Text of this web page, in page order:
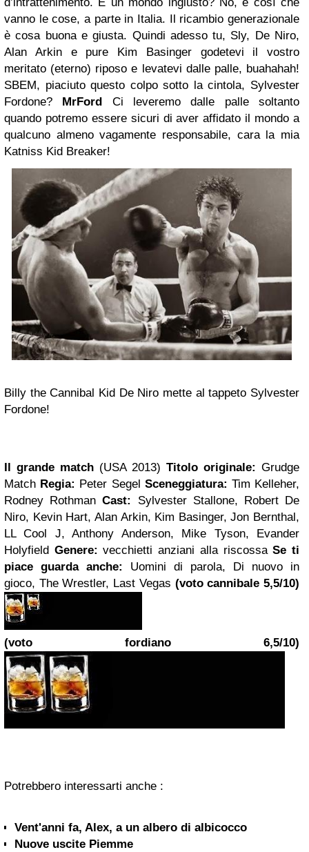
vanno le cose, a parte in Italia. Il ricambio generazionale
è cosa buona e giusta. Quindi adesso tu, Sly, De Niro,
Alan Arkin e pure Kim Basinger godetevi il vostro
meritato (eterno) riposo e levatevi dalle palle, buahahah!
SBEM, piaciuto questo colpo sotto la cintola, Sylvester
Fordone? MrFord Ci leveremo dalle palle soltanto
quando potremo essere sicuri di aver affidato il mondo a
qualcuno almeno vagamente responsabile, cara la mia
Katniss Kid Breaker!
Billy the Cannibal Kid De Niro mette al tappeto Sylvester
Fordone!
Il grande match (USA 2013) Titolo originale: Grudge
Match Regia: Peter Segel Sceneggiatura: Tim Kelleher,
Rodney RothmanCast:
Sylvester Stallone, Robert De
Niro, Kevin Hart, Alan Arkin, Kim Basinger, Jon Bernthal,
LL Cool J, Anthony Anderson, Mike Tyson, Evander
Holyfield Genere: vecchietti anziani alla riscossaSe ti
piace guarda anche:
Uomini di parola, Di nuovo in
gioco, The Wrestler, Last Vegas (voto cannibale 5,5/10)
(voto fordiano 6,5/10)
Potrebbero interessarti anche :
Vent'anni fa, Alex, a un albero di albicocco
Nuove uscite Piemme